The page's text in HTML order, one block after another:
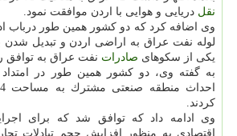
نقل دریایی و هوایی با اردن موافقت نمود.
وی اضافه كرد كه دو كشور همین طور درباب
لوله نفت عراق به اراضی اردن و تبدیل شدن
یكی از سكوهای صادرات نفت عراق به توافق
به گفته وی، دو كشور همین طور در امتداد
كردند.
وی ادامه داد كه توافق شد كه برای
اقتصادی به منظور افزایش حجم تبادلات